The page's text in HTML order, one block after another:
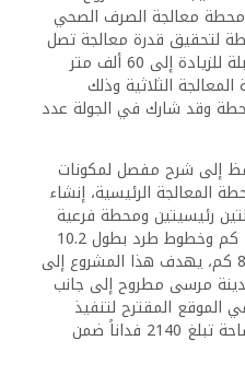
محطة معالجة الصرف الصحي
لتحقيق قدرة معالجة تصل
إلى 30 ألف متر مكعب يومياً قابلة للزيادة إلى 60 ألف متر
الثلاثية وذلك
وقد شارك في الجولة عدد
إلى شرح مفصل لمكونات
المعالجة الرئيسية، إنشاء
رئيسيتين ومحطة فرعية
بالإضافة إلى خط سيب بطول 11 كم وخطوط طرد بطول 10.2
كم وشبكات انحدار تمتد إلى 82.4 كم، يهدف هذا المشروع إلى
في مدينة مرسى مطروح إلى جانب
الموقع المقترح لتنفيذ
مشروعات الاستثمار الزراعي بمساحة تبلغ 2140 فداناً ضمن